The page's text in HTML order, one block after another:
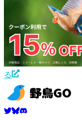
る